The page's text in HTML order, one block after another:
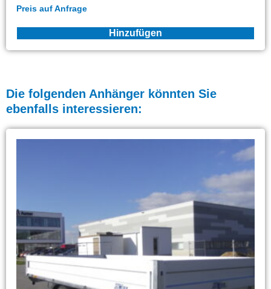
Preis auf Anfrage
Hinzufügen
Die folgenden Anhänger könnten Sie
ebenfalls interessieren: